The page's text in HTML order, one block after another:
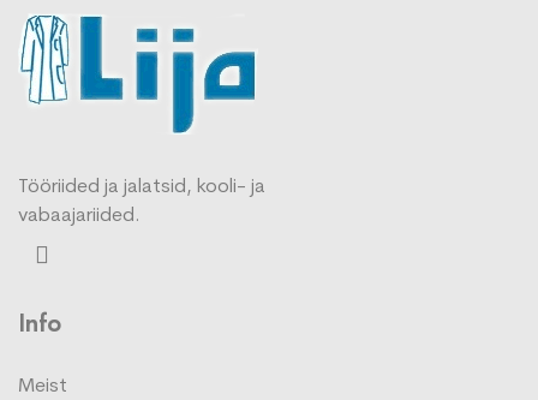
Tööriided ja jalatsid, kooli- ja
vabaajariided.
Info
Meist